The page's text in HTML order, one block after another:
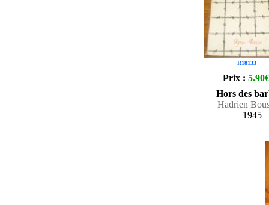
R18133
Prix : 5.90€
Hors des
Hadrien
1945